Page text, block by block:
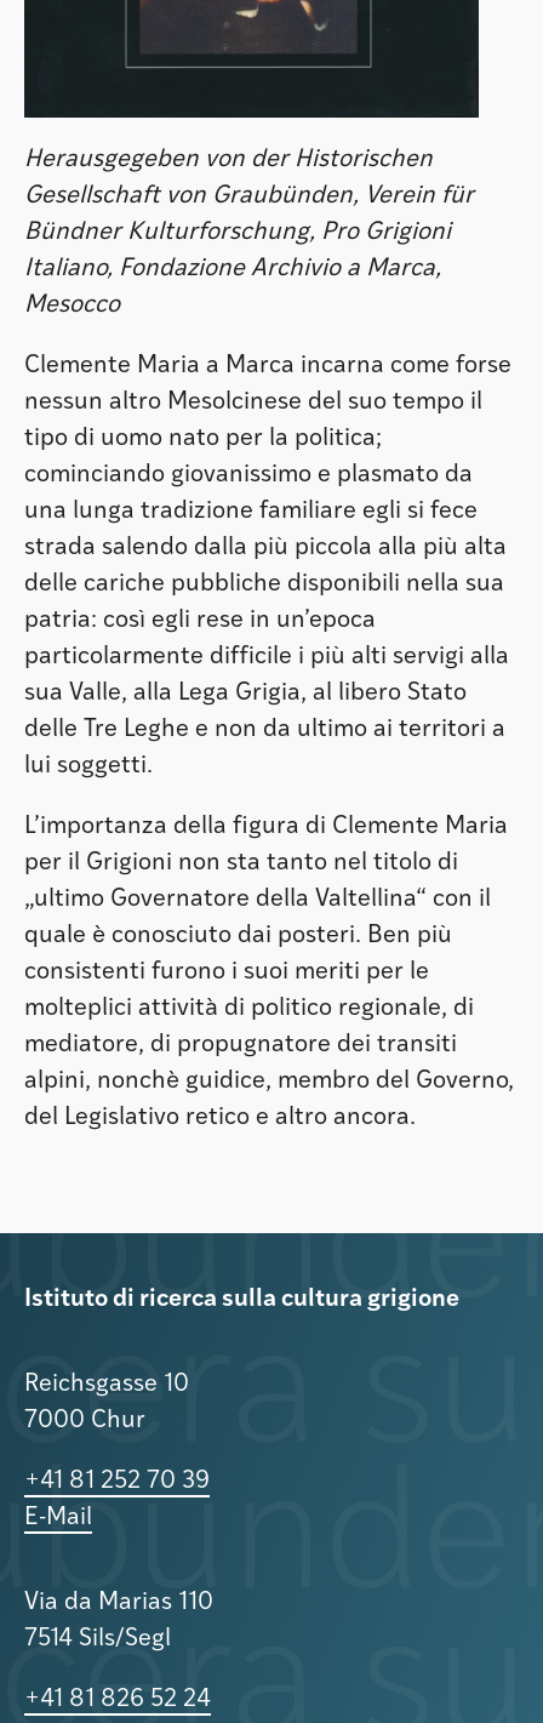
Herausgegeben von der Historischen
Gesellschaft von Graubünden, Verein für
Bündner Kulturforschung, Pro Grigioni
Italiano, Fondazione Archivio a Marca,
Mesocco
Clemente Maria a Marca incarna come forse
nessun altro Mesolcinese del suo tempo il
tipo di uomo nato per la politica;
cominciando giovanissimo e plasmato da
una lunga tradizione familiare egli si fece
strada salendo dalla più piccola alla più alta
delle cariche pubbliche disponibili nella sua
patria: così egli rese in un’epoca
particolarmente difficile i più alti servigi alla
sua Valle, alla Lega Grigia, al libero Stato
delle Tre Leghe e non da ultimo ai territori a
lui soggetti.
L’importanza della figura di Clemente Maria
per il Grigioni non sta tanto nel titolo di
„ultimo Governatore della Valtellina“ con il
quale è conosciuto dai posteri. Ben più
consistenti furono i suoi meriti per le
molteplici attività di politico regionale, di
mediatore, di propugnatore dei transiti
alpini, nonchè guidice, membro del Governo,
del Legislativo retico e altro ancora.
Istituto di ricerca sulla cultura grigione
Reichsgasse 10
7000 Chur
+41 81 252 70 39
E-Mail
Via da Marias 110
7514 Sils/Segl
+41 81 826 52 24